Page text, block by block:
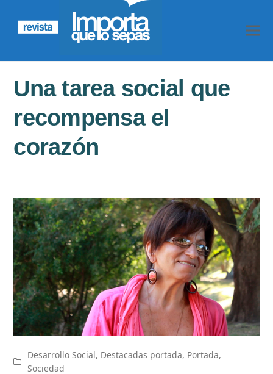
Una tarea social que
recompensa el
corazón
Desarrollo Social, Destacadas portada, Portada,
Sociedad